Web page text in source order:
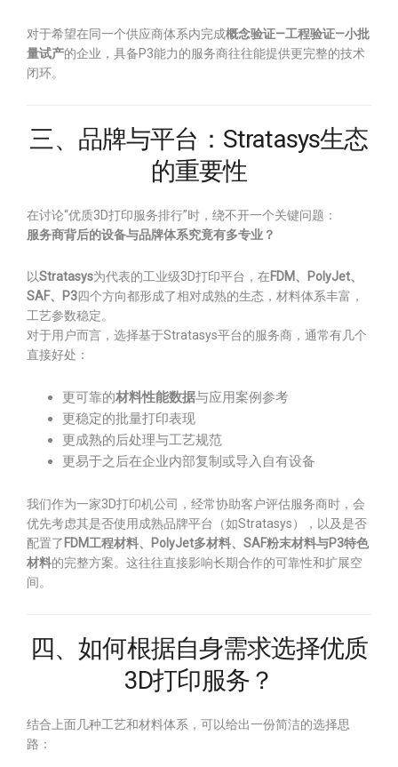
对于希望在同一个供应商体系内完成概念验证—工程验证—小批
量试产的企业，具备P3能力的服务商往往能提供更完整的技术
闭环。
三、品牌与平台：Stratasys生态
的重要性
在讨论“优质3D打印服务排行”时，绕不开一个关键问题：
服务商背后的设备与品牌体系究竟有多专业？
以Stratasys为代表的工业级3D打印平台，在FDM、PolyJet、
SAF、P3四个方向都形成了相对成熟的生态，材料体系丰富，
工艺参数稳定。
对于用户而言，选择基于Stratasys平台的服务商，通常有几个
直接好处：
更可靠的材料性能数据与应用案例参考
更稳定的批量打印表现
更成熟的后处理与工艺规范
更易于之后在企业内部复制或导入自有设备
我们作为一家3D打印机公司，经常协助客户评估服务商时，会
优先考虑其是否使用成熟品牌平台（如Stratasys），以及是否
配置了 FDM工程材料、PolyJet多材料、SAF粉末材料与P3特色
材料的完整方案。这往往直接影响长期合作的可靠性和扩展空
间。
四、如何根据自身需求选择优质
3D打印服务？
结合上面几种工艺和材料体系，可以给出一份简洁的选择思
路：